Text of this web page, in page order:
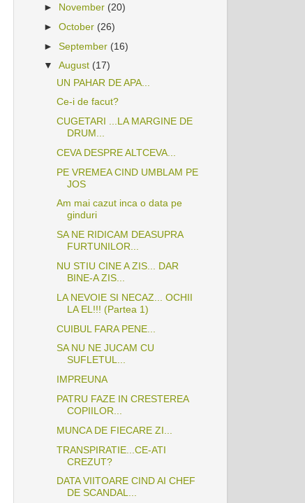
► November (20)
►October (26)
►September (16)
▼August (17)
UN PAHAR DE APA...
Ce-i de facut?
CUGETARI ...LA MARGINE DE
DRUM...
CEVA DESPRE ALTCEVA...
PE VREMEA CIND UMBLAM PE
JOS
Am mai cazut inca o data pe
ginduri
SA NE RIDICAM DEASUPRA
FURTUNILOR...
NU STIU CINE A ZIS... DAR
BINE-A ZIS...
LA NEVOIE SI NECAZ... OCHII
LA EL!!! (Partea 1)
CUIBUL FARA PENE...
SA NU NE JUCAM CU
SUFLETUL...
IMPREUNA
PATRU FAZE IN CRESTEREA
COPIILOR...
MUNCA DE FIECARE ZI...
TRANSPIRATIE...CE-ATI
CREZUT?
DATA VIITOARE CIND AI CHEF
DE SCANDAL...